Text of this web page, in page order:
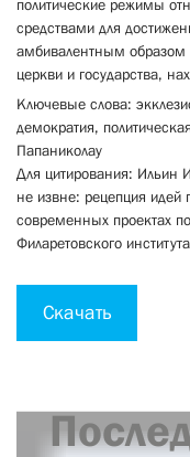
политические режимы
средствами для
амбивалентным образом
церкви и государства,
Ключевые слова:
демократия,
Папаниколау
Для цитирования: Ильин
не извне: рецепция идей
современных проектах
Филаретовского
Скачать